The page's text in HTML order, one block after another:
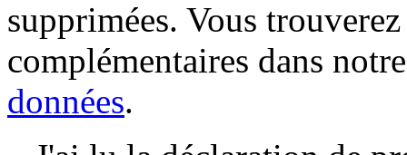
supprimées. Vous
complémentaires dans
données.